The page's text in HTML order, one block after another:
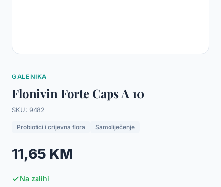
GALENIKA
Flonivin Forte Caps A 10
SKU: 9482
Probiotici i crijevna flora Samoliječenje
11,65 KM
Na zalihi